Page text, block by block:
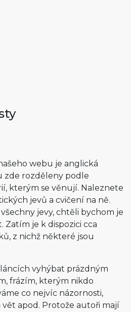
webu je anglická
zde rozděleny podle
kterým se věnují. Naleznete
jevů a cvičení na ně.
jevy, chtěli bychom je
Zatím je k dispozici cca
z nichž některé jsou
vyhýbat prázdným
frázím, kterým nikdo
co nejvíc názornosti,
apod. Protože autoři mají